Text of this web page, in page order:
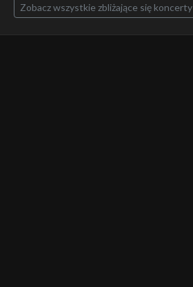
Zobacz wszystkie zbliżające się koncerty